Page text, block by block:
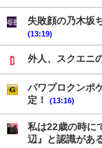
失敗顔の乃木坂
(13:19)
外人、スクエニ
パワプロクンポ
定！
(13:16)
私は22歳の時に
辺』と認識があ